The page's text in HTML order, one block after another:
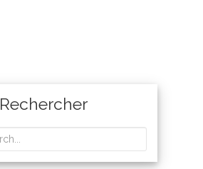
Rechercher